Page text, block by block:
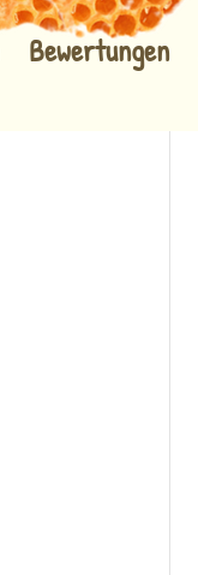
Bewertungen